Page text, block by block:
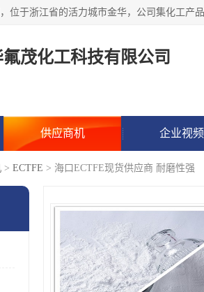
茂化工科技有限公司
供应商机 企业视频
> ECTFE > 海口ECTFE现货供应商 耐磨性强